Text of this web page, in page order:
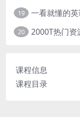
19 一看就懂的
20 2000T热门资
课程信息
课程目录